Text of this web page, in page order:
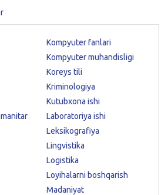
Kompyuter fanlari
Kompyuter muhandisligi
Koreys tili
Kriminologiya
Kutubxona ishi
Laboratoriya ishi
Leksikografiya
Lingvistika
Logistika
Loyihalarni boshqarish
Madaniyat